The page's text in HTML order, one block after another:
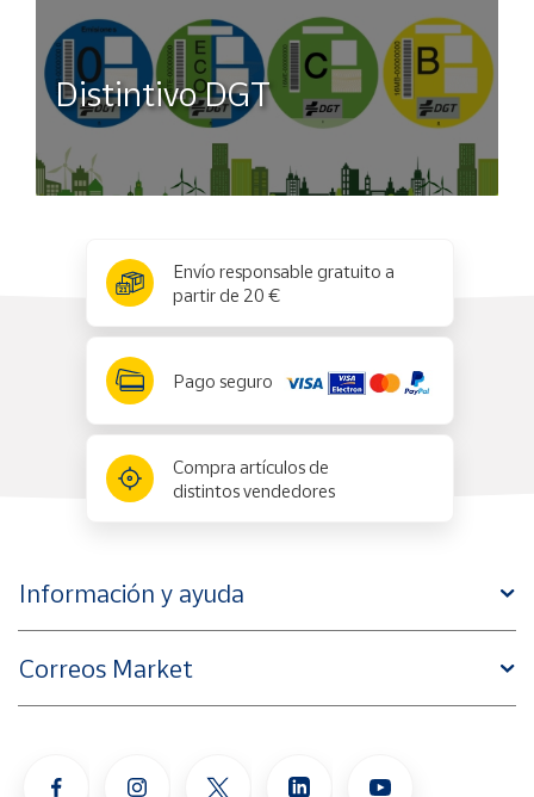
Distintivo DGT
Envío responsable gratuito a
partir de 20 €
Pago seguro
Compra artículos de
distintos vendedores
Información y ayuda
Correos Market